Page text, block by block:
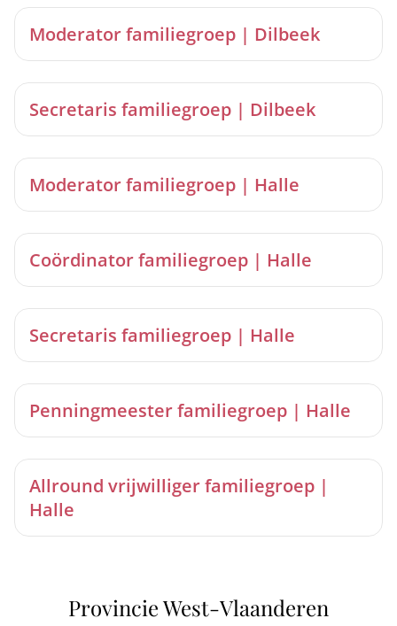
Moderator familiegroep | Dilbeek
Secretaris familiegroep | Dilbeek
Moderator familiegroep | Halle
Coördinator familiegroep | Halle
Secretaris familiegroep | Halle
Penningmeester familiegroep | Halle
Allround vrijwilliger familiegroep |
Halle
Provincie West-Vlaanderen